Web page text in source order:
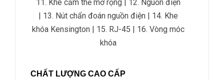
11. Khe cắm thẻ mở rộng | 12. Nguồn điện
13. Nút chẩn đoán nguồn điện | 14. Khe
khóa Kensington | 15. RJ-45 | 16. Vòng móc
khóa
CHẤT LƯỢNG CAO CẤP